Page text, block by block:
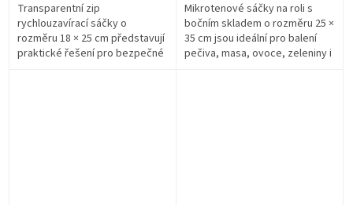
Transparentní zip
rychlouzavírací sáčky o
rozměru 18 × 25 cm představují
praktické řešení pro bezpečné
Mikrotenové sáčky na roli s
bočním skladem o rozměru 25 ×
35 cm jsou ideální pro balení
pečiva, masa, ovoce, zeleniny i